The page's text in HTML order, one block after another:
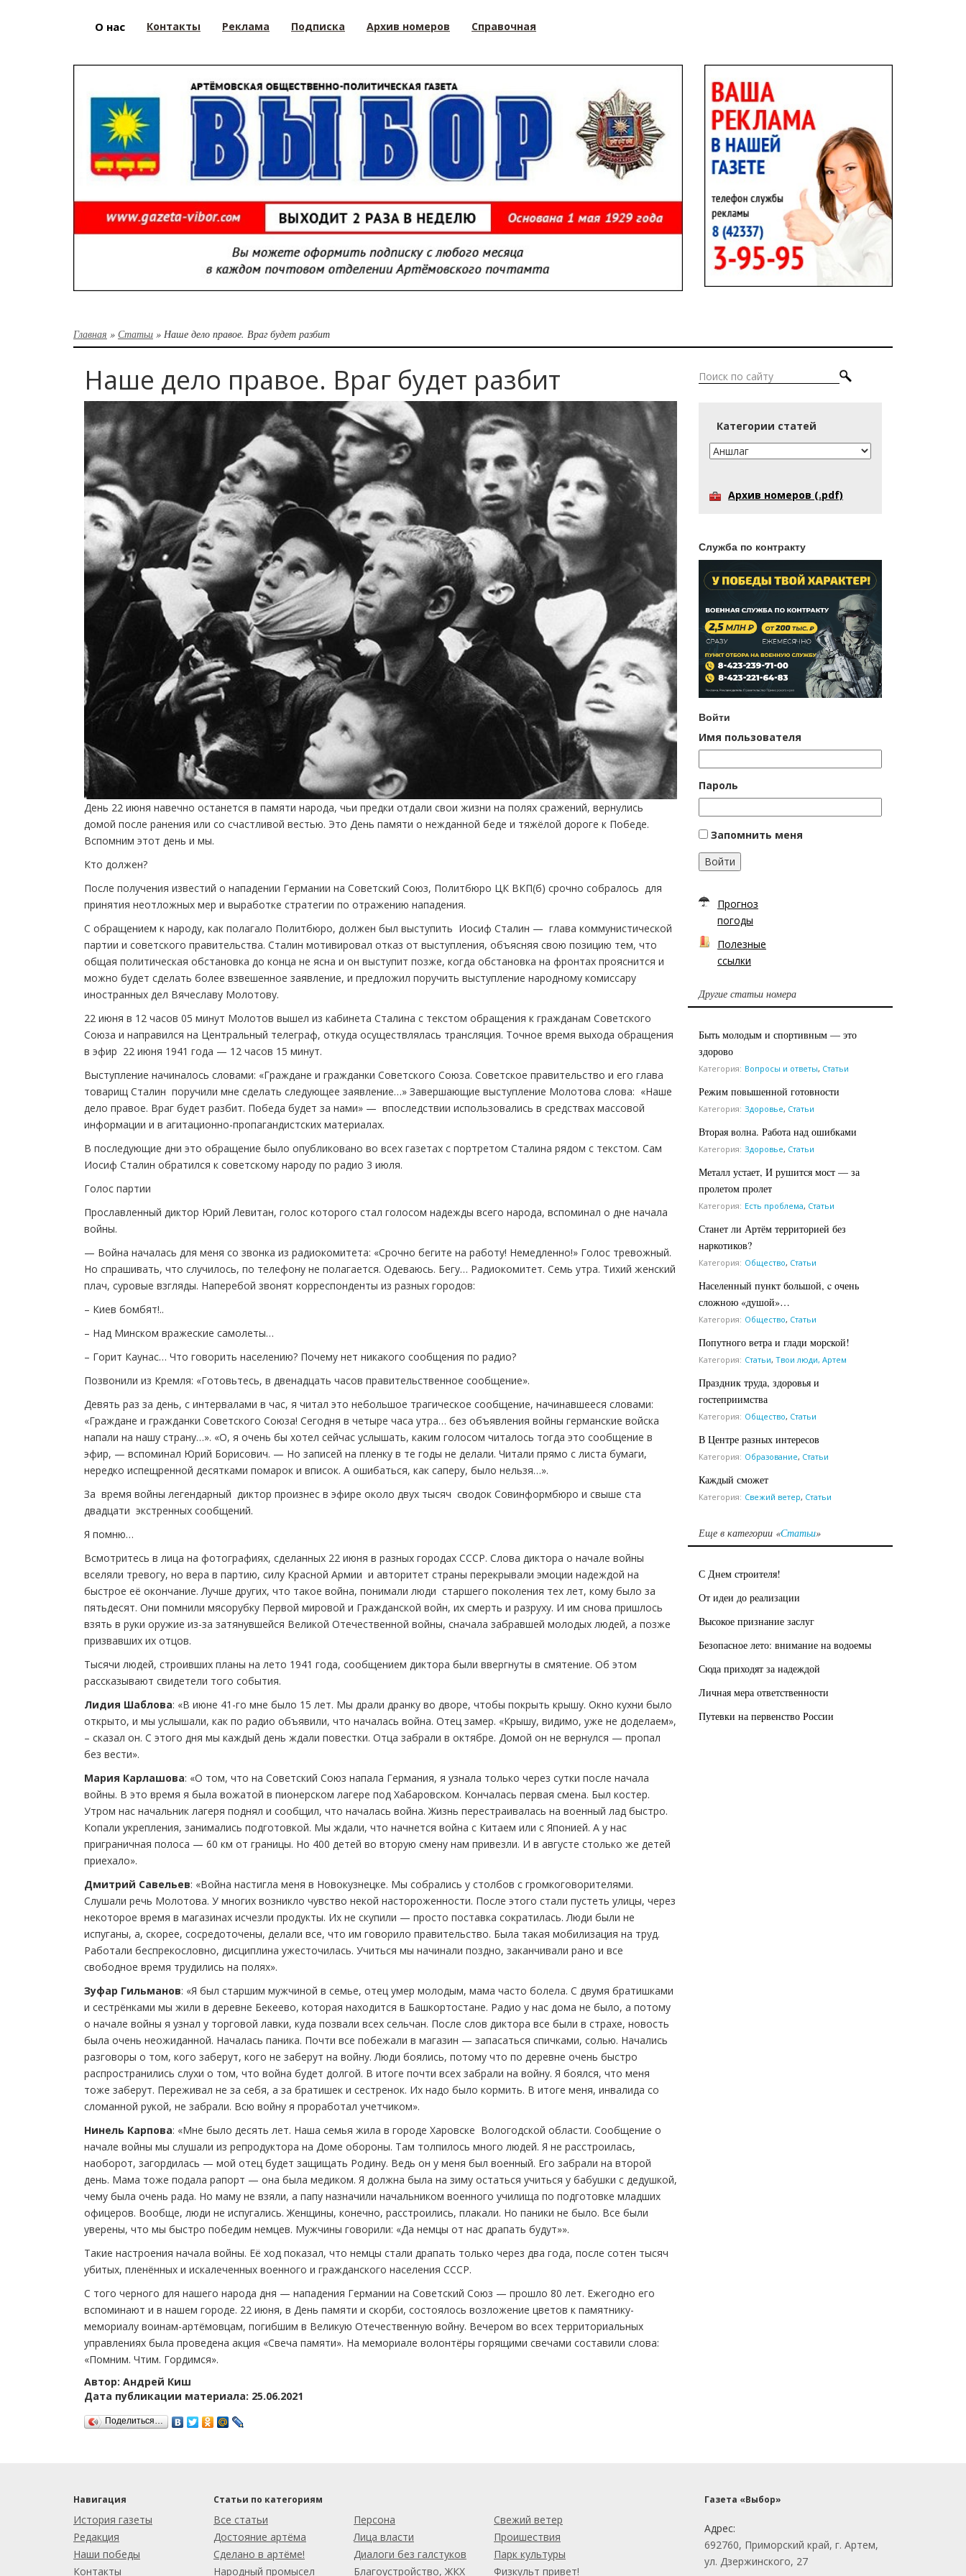
О нас Контакты Реклама Подписка Архив номеров Справочная
Главная » Статьи » Наше дело правое. Враг будет разбит
Наше дело правое. Враг будет разбит
День 22 июня навечно останется в памяти народа, чьи предки отдали свои жизни на полях сражений, вернулись
домой после ранения или со счастливой вестью. Это День памяти о нежданной беде и тяжёлой дороге к Победе.
Вспомним этот день и мы.
Кто должен?
После получения известий о нападении Германии на Советский Союз, Политбюро ЦК ВКП(б) срочно собралось для
принятия неотложных мер и выработке стратегии по отражению нападения.
С обращением к народу, как полагало Политбюро, должен был выступить Иосиф Сталин — глава коммунистической
партии и советского правительства. Сталин мотивировал отказ от выступления, объясняя свою позицию тем, что
общая политическая обстановка до конца не ясна и он выступит позже, когда обстановка на фронтах прояснится и
можно будет сделать более взвешенное заявление, и предложил поручить выступление народному комиссару
иностранных дел Вячеславу Молотову.
22 июня в 12 часов 05 минут Молотов вышел из кабинета Сталина с текстом обращения к гражданам Советского
Союза и направился на Центральный телеграф, откуда осуществлялась трансляция. Точное время выхода обращения
в эфир 22 июня 1941 года — 12 часов 15 минут.
Выступление начиналось словами: «Граждане и гражданки Советского Союза. Советское правительство и его глава
товарищ Сталин поручили мне сделать следующее заявление…» Завершающие выступление Молотова слова: «Наше
дело правое. Враг будет разбит. Победа будет за нами» — впоследствии использовались в средствах массовой
информации и в агитационно-пропагандистских материалах.
В последующие дни это обращение было опубликовано во всех газетах с портретом Сталина рядом с текстом. Сам
Иосиф Сталин обратился к советскому народу по радио 3 июля.
Голос партии
Прославленный диктор Юрий Левитан, голос которого стал голосом надежды всего народа, вспоминал о дне начала
войны.
— Война началась для меня со звонка из радиокомитета: «Срочно бегите на работу! Немедленно!» Голос тревожный.
Но спрашивать, что случилось, по телефону не полагается. Одеваюсь. Бегу… Радиокомитет. Семь утра. Тихий женский
плач, суровые взгляды. Наперебой звонят корреспонденты из разных городов:
– Киев бомбят!..
– Над Минском вражеские самолеты…
– Горит Каунас… Что говорить населению? Почему нет никакого сообщения по радио?
Позвонили из Кремля: «Готовьтесь, в двенадцать часов правительственное сообщение».
Девять раз за день, с интервалами в час, я читал это небольшое трагическое сообщение, начинавшееся словами:
«Граждане и гражданки Советского Союза! Сегодня в четыре часа утра… без объявления войны германские войска
напали на нашу страну…». «О, я очень бы хотел сейчас услышать, каким голосом читалось тогда это сообщение в
эфир, — вспоминал Юрий Борисович. — Но записей на пленку в те годы не делали. Читали прямо с листа бумаги,
нередко испещренной десятками помарок и вписок. А ошибаться, как саперу, было нельзя…».
За время войны легендарный диктор произнес в эфире около двух тысяч сводок Совинформбюро и свыше ста
двадцати экстренных сообщений.
Я помню…
Всмотритесь в лица на фотографиях, сделанных 22 июня в разных городах СССР. Слова диктора о начале войны
вселяли тревогу, но вера в партию, силу Красной Армии и авторитет страны перекрывали эмоции надеждой на
быстрое её окончание. Лучше других, что такое война, понимали люди старшего поколения тех лет, кому было за
пятьдесят. Они помнили мясорубку Первой мировой и Гражданской войн, их смерть и разруху. И им снова пришлось
взять в руки оружие из-за затянувшейся Великой Отечественной войны, сначала забравшей молодых людей, а позже
призвавших их отцов.
Тысячи людей, строивших планы на лето 1941 года, сообщением диктора были ввергнуты в смятение. Об этом
рассказывают свидетели того события.
Лидия Шаблова: «В июне 41-го мне было 15 лет. Мы драли дранку во дворе, чтобы покрыть крышу. Окно кухни было
открыто, и мы услышали, как по радио объявили, что началась война. Отец замер. «Крышу, видимо, уже не доделаем»,
– сказал он. С этого дня мы каждый день ждали повестки. Отца забрали в октябре. Домой он не вернулся — пропал
без вести».
Мария Карлашова: «О том, что на Советский Союз напала Германия, я узнала только через сутки после начала
войны. В это время я была вожатой в пионерском лагере под Хабаровском. Кончалась первая смена. Был костер.
Утром нас начальник лагеря поднял и сообщил, что началась война. Жизнь перестраивалась на военный лад быстро.
Копали укрепления, занимались подготовкой. Мы ждали, что начнется война с Китаем или с Японией. А у нас
приграничная полоса — 60 км от границы. Но 400 детей во вторую смену нам привезли. И в августе столько же детей
приехало».
Дмитрий Савельев: «Война настигла меня в Новокузнецке. Мы собрались у столбов с громкоговорителями.
Слушали речь Молотова. У многих возникло чувство некой настороженности. После этого стали пустеть улицы, через
некоторое время в магазинах исчезли продукты. Их не скупили — просто поставка сократилась. Люди были не
испуганы, а, скорее, сосредоточены, делали все, что им говорило правительство. Была такая мобилизация на труд.
Работали беспрекословно, дисциплина ужесточилась. Учиться мы начинали поздно, заканчивали рано и все
свободное время трудились на полях».
Зуфар Гильманов: «Я был старшим мужчиной в семье, отец умер молодым, мама часто болела. С двумя братишками
и сестрёнками мы жили в деревне Бекеево, которая находится в Башкортостане. Радио у нас дома не было, а потому
о начале войны я узнал у торговой лавки, куда позвали всех сельчан. После слов диктора все были в страхе, новость
была очень неожиданной. Началась паника. Почти все побежали в магазин — запасаться спичками, солью. Начались
разговоры о том, кого заберут, кого не заберут на войну. Люди боялись, потому что по деревне очень быстро
распространились слухи о том, что война будет долгой. В итоге почти всех забрали на войну. Я боялся, что меня
тоже заберут. Переживал не за себя, а за братишек и сестренок. Их надо было кормить. В итоге меня, инвалида со
сломанной рукой, не забрали. Всю войну я проработал учетчиком».
Нинель Карпова: «Мне было десять лет. Наша семья жила в городе Харовске Вологодской области. Сообщение о
начале войны мы слушали из репродуктора на Доме обороны. Там толпилось много людей. Я не расстроилась,
наоборот, загордилась — мой отец будет защищать Родину. Ведь он у меня был военный. Его забрали на второй
день. Мама тоже подала рапорт — она была медиком. Я должна была на зиму остаться учиться у бабушки с дедушкой,
чему была очень рада. Но маму не взяли, а папу назначили начальником военного училища по подготовке младших
офицеров. Вообще, люди не испугались. Женщины, конечно, расстроились, плакали. Но паники не было. Все были
уверены, что мы быстро победим немцев. Мужчины говорили: «Да немцы от нас драпать будут»».
Такие настроения начала войны. Её ход показал, что немцы стали драпать только через два года, после сотен тысяч
убитых, пленённых и искалеченных военного и гражданского населения СССР.
С того черного для нашего народа дня — нападения Германии на Советский Союз — прошло 80 лет. Ежегодно его
вспоминают и в нашем городе. 22 июня, в День памяти и скорби, состоялось возложение цветов к памятнику-
мемориалу воинам-артёмовцам, погибшим в Великую Отечественную войну. Вечером во всех территориальных
управлениях была проведена акция «Свеча памяти». На мемориале волонтёры горящими свечами составили слова:
«Помним. Чтим. Гордимся».
Автор: Андрей Киш
Дата публикации материала: 25.06.2021
Поделиться…
Категории статей
Архив номеров (.pdf)
Служба по контракту
Войти
Имя пользователя
Пароль
Запомнить меня
Войти
Прогноз
погоды
Полезные
ссылки
Другие статьи номера
Быть молодым и спортивным — это
здорово
Категория: Вопросы и ответы, Статьи
Режим повышенной готовности
Категория: Здоровье, Статьи
Вторая волна. Работа над ошибками
Категория: Здоровье, Статьи
Металл устает, И рушится мост — за
пролетом пролет
Категория: Есть проблема, Статьи
Станет ли Артём территорией без
наркотиков?
Категория: Общество, Статьи
Населенный пункт большой, c очень
сложною «душой»…
Категория: Общество, Статьи
Попутного ветра и глади морской!
Категория: Статьи, Твои люди, Артем
Праздник труда, здоровья и
гостеприимства
Категория: Общество, Статьи
В Центре разных интересов
Категория: Образование, Статьи
Каждый сможет
Категория: Свежий ветер, Статьи
Еще в категории «Статьи»
С Днем строителя!
От идеи до реализации
Высокое признание заслуг
Безопасное лето: внимание на водоемы
Сюда приходят за надеждой
Личная мера ответственности
Путевки на первенство России
Навигация
История газеты
Редакция
Наши победы
Контакты
Статьи по категориям
Все статьи
Достояние артёма
Сделано в артёме!
Народный промысел
Персона
Лица власти
Диалоги без галстуков
Благоустройство, ЖКХ
Свежий ветер
Проишествия
Парк культуры
Физкульт привет!
Газета «Выбор»
Адрес:
692760, Приморский край, г. Артем,
ул. Дзержинского, 27